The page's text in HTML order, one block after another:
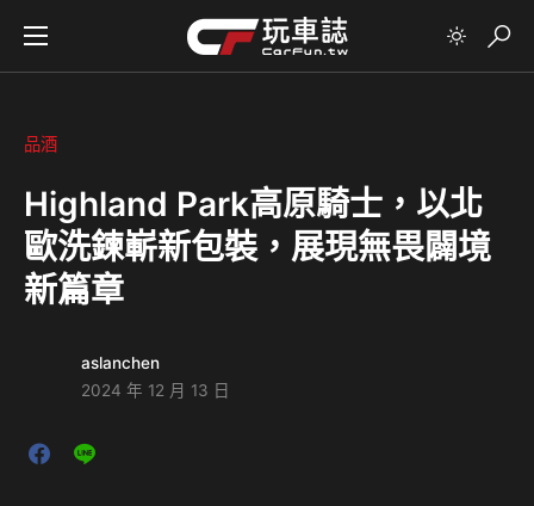
品酒
Highland Park高原騎士，以北
歐洗鍊嶄新包裝，展現無畏闢境
新篇章
aslanchen
2024 年 12 月 13 日